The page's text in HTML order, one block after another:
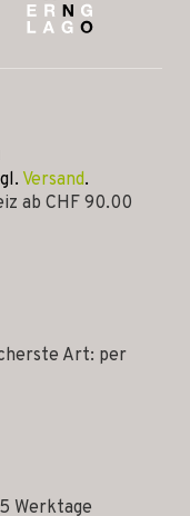
Versand.
ab CHF 90.00
Art: per
Werktage